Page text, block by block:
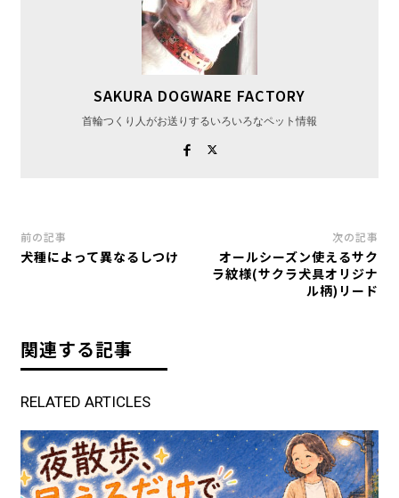
SAKURA DOGWARE FACTORY
首輪つくり人がお送りするいろいろなペット情報
前の記事
犬種によって異なるしつけ
次の記事
オールシーズン使えるサク
ラ紋様(サクラ犬具オリジナ
ル柄)リード
関連する記事
RELATED ARTICLES